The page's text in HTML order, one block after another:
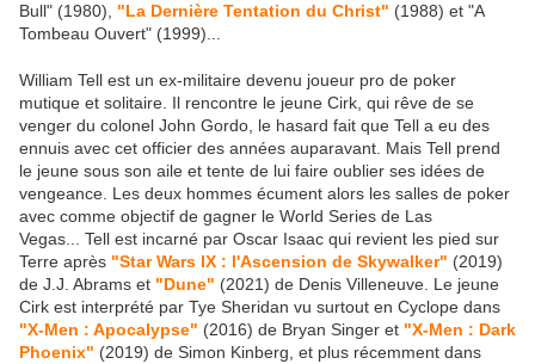
Bull" (1980), "La Dernière Tentation du Christ" (1988) et "A
Tombeau Ouvert" (1999)...
William Tell est un ex-militaire devenu joueur pro de poker
mutique et solitaire. Il rencontre le jeune Cirk, qui rêve de se
venger du colonel John Gordo, le hasard fait que Tell a eu des
ennuis avec cet officier des années auparavant. Mais Tell prend
le jeune sous son aile et tente de lui faire oublier ses idées de
vengeance. Les deux hommes écument alors les salles de poker
avec comme objectif de gagner le World Series de Las
Vegas... Tell est incarné par Oscar Isaac qui revient les pied sur
Terre après "Star Wars IX : l'Ascension de Skywalker" (2019)
de J.J. Abrams et "Dune" (2021) de Denis Villeneuve. Le jeune
Cirk est interprété par Tye Sheridan vu surtout en Cyclope dans
"X-Men : Apocalypse" (2016) de Bryan Singer et "X-Men : Dark
Phoenix" (2019) de Simon Kinberg, et plus récemment dans